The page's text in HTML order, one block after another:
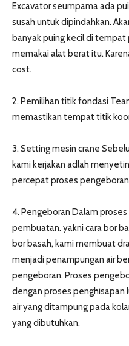
Excavator seumpama ada
susah untuk dipindahkan.
banyak puing kecil di
memakai alat berat itu.
cost.
2. Pemilihan titik fondasi
memastikan tempat titik
3. Setting mesin crane
kami kerjakan adlah
percepat proses
4. Pengeboran Dalam
pembuatan. yakni cara bor
bor basah, kami membuat
menjadi penampungan air
pengeboran. Proses
dengan proses penghisapan
air yang ditampung pada
yang dibutuhkan.